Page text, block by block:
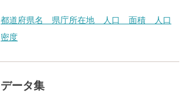
都道府県名 県庁所在地 人口 面積 人口
密度
データ集